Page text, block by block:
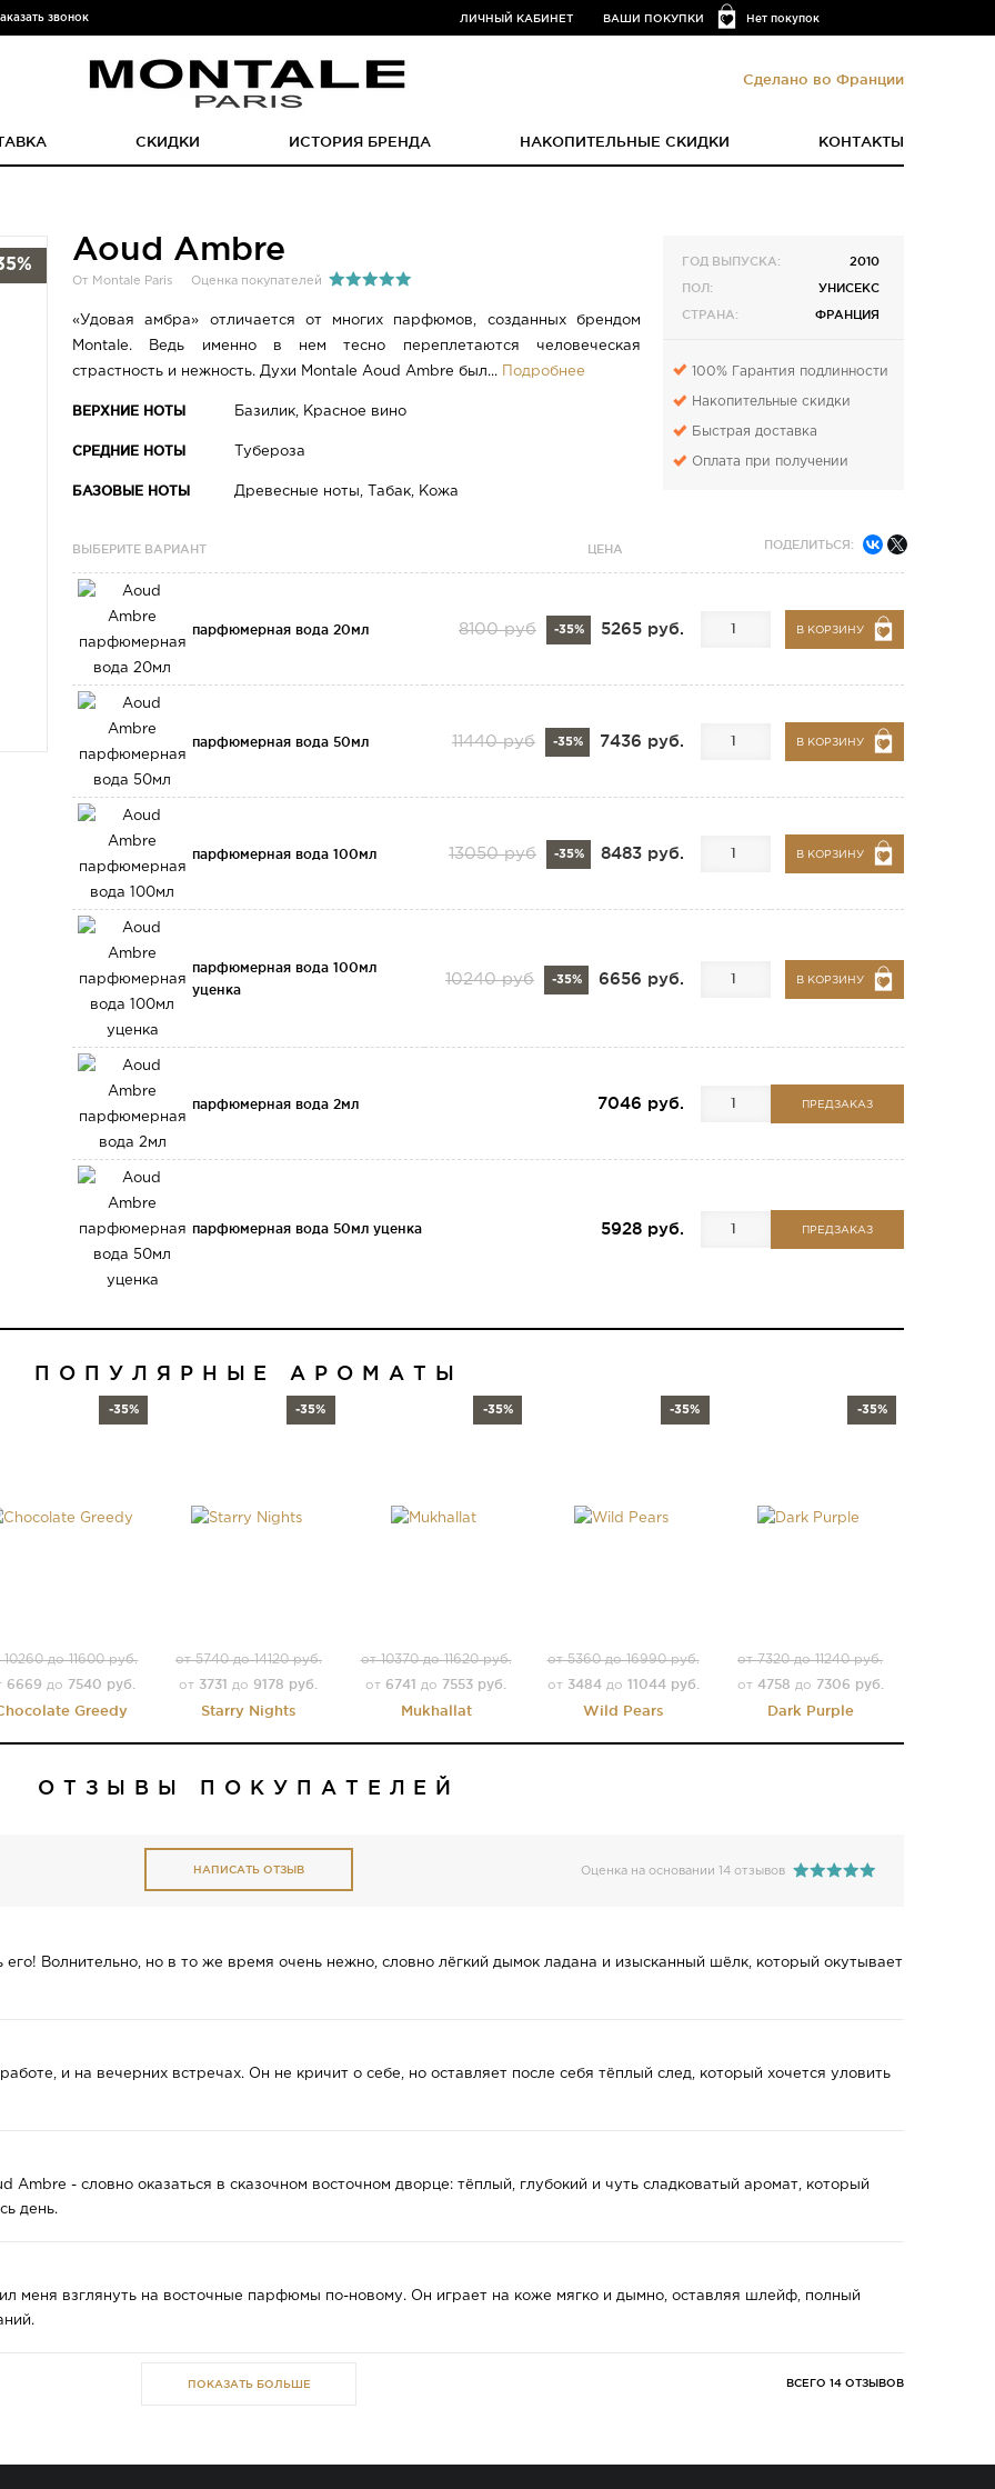
звонок Нет покупок
ЛИЧНЫЙ КАБИНЕТ ВАШИ ПОКУПКИ
Сделано во Франции
СКИДКИ ИСТОРИЯ БРЕНДА НАКОПИТЕЛЬНЫЕ СКИДКИ КОНТАКТЫ
Aoud Ambre
От Montale Paris Оценка покупателей
«Удовая амбра» отличается от многих парфюмов, созданных брендом
Montale. Ведь именно в нем тесно переплетаются человеческая
страстность и нежность. Духи Montale Aoud Ambre был... Подробнее
ВЕРХНИЕ НОТЫ Базилик, Красное вино
СРЕДНИЕ НОТЫ Тубероза
БАЗОВЫЕ НОТЫ Древесные ноты, Табак, Кожа
ГОД ВЫПУСКА:
2010
ПОЛ:
УНИСЕКС
СТРАНА:
ФРАНЦИЯ
100% Гарантия подлинности
Накопительные скидки
Быстрая доставка
Оплата при получении
ВЫБЕРИТЕ ВАРИАНТ ЦЕНА ПОДЕЛИТЬСЯ:
парфюмерная вода 20мл 8100 руб -35% 5265 руб. В КОРЗИНУ
парфюмерная вода 50мл 11440 руб -35% 7436 руб. В КОРЗИНУ
парфюмерная вода 100мл 13050 руб -35% 8483 руб. В КОРЗИНУ
парфюмерная вода 100мл
уценка
10240 руб -35% 6656 руб. В КОРЗИНУ
парфюмерная вода 2мл 7046 руб. ПРЕДЗАКАЗ
парфюмерная вода 50мл уценка 5928 руб. ПРЕДЗАКАЗ
ПОПУЛЯРНЫЕ АРОМАТЫ
-35%
10260 до 11600 руб.
6669 до 7540 руб.
Greedy
-35%
от 5740 до 14120 руб.
от 3731 до 9178 руб.
Starry Nights
-35%
от 10370 до 11620 руб.
от 6741 до 7553 руб.
Mukhallat
-35%
от 5360 до 16990 руб.
от 3484до 11044 руб.
Wild Pears
-35%
от 7320 до 11240 руб.
от 4758 до 7306 руб.
Dark Purple
ОТЗЫВЫ ПОКУПАТЕЛЕЙ
НАПИСАТЬ ОТЗЫВ Оценка на основании 14 отзывов
его! Волнительно, но в то же время очень нежно, словно лёгкий дымок ладана и изысканный шёлк, который окутывает
и на вечерних встречах. Он не кричит о себе, но оставляет после себя тёплый след, который хочется уловить
Ambre - словно оказаться в сказочном восточном дворце: тёплый, глубокий и чуть сладковатый аромат, который
день.
меня взглянуть на восточные парфюмы по-новому. Он играет на коже мягко и дымно, оставляя шлейф, полный
ВСЕГО 14 ОТЗЫВОВ
ПОКАЗАТЬ БОЛЬШЕ